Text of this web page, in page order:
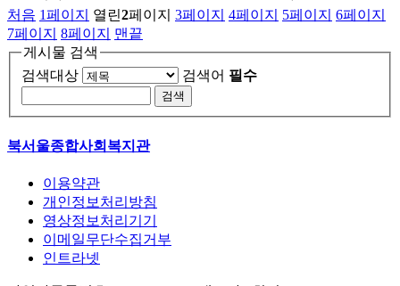
처음 1페이지 열린2페이지 3페이지 4페이지 5페이지 6페이지
7페이지 8페이지
맨끝
게시물 검색
검색대상
검색어 필수
북서울종합사회복지관
이용약관
개인정보처리방침
영상정보처리기기
이메일무단수집거부
인트라넷